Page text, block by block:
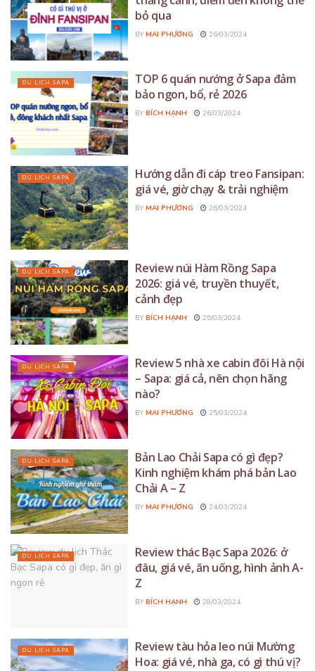
bỏ qua
BY MAI PHƯƠNG 26/03/2024
DU LỊCH SAPA
TOP 6 quán nướng ở Sapa đảm
bảo ngon, bổ, rẻ 2026
BY BÍCH HẠNH 26/03/2024
DU LỊCH SAPA
Hướng dẫn đi cáp treo Fansipan:
giá vé, giờ chạy & trải nghiệm
BY MAI PHƯƠNG 26/03/2024
DU LỊCH SAPA
Review núi Hàm Rồng Sapa
2026: giá vé, truyền thuyết,
cảnh đẹp
BY BÍCH HẠNH 25/03/2024
DU LỊCH SAPA
Review 5 nhà xe cabin đôi Hà nội
– Sapa: giá cả, nên chọn hãng
nào?
BY MAI PHƯƠNG 25/03/2024
DU LỊCH SAPA
Bản Lao Chải Sapa có gì đẹp?
Kinh nghiệm khám phá bản Lao
Chải A – Z
BY MAI PHƯƠNG 24/03/2024
DU LỊCH SAPA
Review thác Bạc Sapa 2026: ở
đâu, giá vé, ăn uống, hình ảnh A-
Z
BY BÍCH HẠNH 28/03/2024
DU LỊCH SAPA
Review tàu hỏa leo núi Mường
Hoa: giá vé, nhà ga, có gì thú vị?